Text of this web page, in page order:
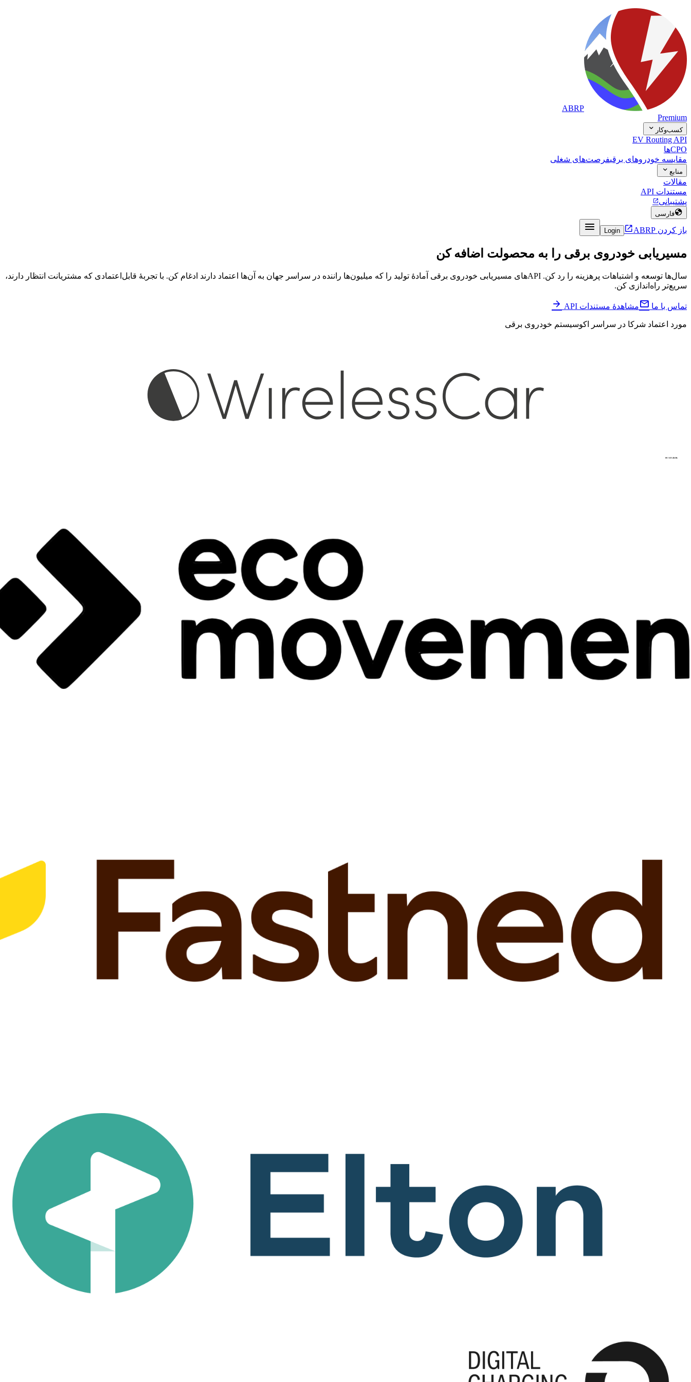
ABRP
Premium
کسب‌وکار 
EV Routing API
CPOها
مقایسه خودروهای برقیفرصت‌های شغلی
منابع 
مقالات
مستندات API
پشتیبانی
فارسی
باز کردن ABRP 
Login

مسیریابی خودروی برقی را به محصولت اضافه کن
سال‌ها توسعه و اشتباهات پرهزینه را رد کن. APIهای مسیریابی خودروی برقی آمادهٔ تولید را که میلیون‌ها راننده در سراسر جهان به آن‌ها اعتماد دارند ادغام کن. با تجربهٔ قابل‌اعتمادی که مشتریانت انتظار دارند،
سریع‌تر راه‌اندازی کن.
تماس با ما مشاهدهٔ مستندات API 
مورد اعتماد شرکا در سراسر اکوسیستم خودروی برقی